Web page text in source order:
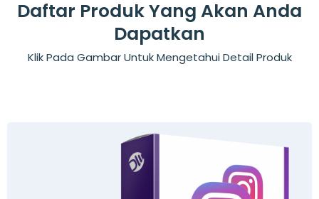
Daftar Produk Yang Akan Anda
Dapatkan
Klik Pada Gambar Untuk Mengetahui Detail Produk